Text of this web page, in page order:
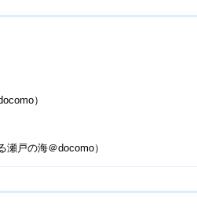
）
戸の海＠docomo）